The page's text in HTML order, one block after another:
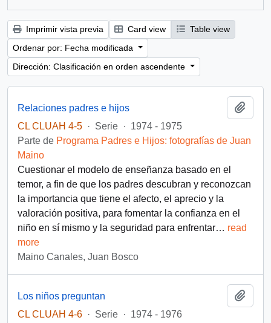
Imprimir vista previa Card view
Table view
Ordenar por: Fecha modificada
Dirección: Clasificación en orden ascendente
Relaciones padres e hijos
CL CLUAH 4-5 · Serie · 1974 - 1975
Parte de Programa Padres e Hijos: fotografías de Juan
Maino
Cuestionar el modelo de enseñanza basado en el
temor, a fin de que los padres descubran y reconozcan
la importancia que tiene el afecto, el aprecio y la
valoración positiva, para fomentar la confianza en el
niño en sí mismo y la seguridad para enfrentar… read
more
Maino Canales, Juan Bosco
Los niños preguntan
CL CLUAH 4-6 · Serie · 1974 - 1976